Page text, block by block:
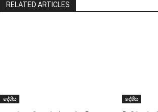
RELATED ARTICLES
දේශීය දේශීය